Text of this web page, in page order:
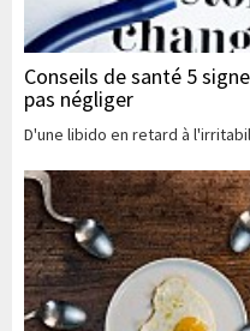
Conseils de santé 5
pas négliger
D'une libido en retard à